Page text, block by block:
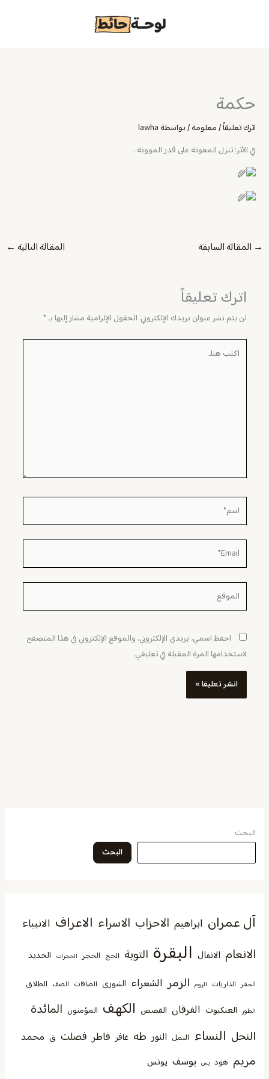
حكمة
اترك تعليقاً/معلومة/ بواسطة lawha
في الأثر: تنزل المعونة على قدر الموونة .
→ المقالة السابقة المقالة التالية ←
اترك تعليقاً
لن يتم نشر عنوان بريدك الإلكتروني. الحقول الإلزامية مشار إليها بـ*
اسم*
Email*
الموقع
احفظ اسمي، بريدي الإلكتروني، والموقع الإلكتروني في هذا المتصفح
لاستخدامها المرة المقبلة في تعليقي.
البحث
البحث
آل عمران ابراهيم الاحزاب الاسراء الاعراف الانبياء
الانعام الانفال البقرة التوبة الحج الحجر الحجرات الحديد
الحشر الذاريات الروم الزمر الشعراء الشورى الصافات الصف الطلاق
الطور العنكبوت الفرقان القصص الكهف المؤمنون المائدة
النحل النساء النمل النور طه غافر فاطر فصلت ق محمد
مريم هود يس يوسف يونس